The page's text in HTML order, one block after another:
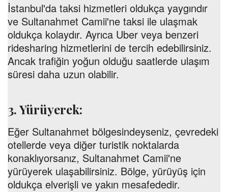
İstanbul'da taksi hizmetleri oldukça yaygındır
ve Sultanahmet Camii'ne taksi ile ulaşmak
oldukça kolaydır. Ayrıca Uber veya benzeri
ridesharing hizmetlerini de tercih edebilirsiniz.
Ancak trafiğin yoğun olduğu saatlerde ulaşım
süresi daha uzun olabilir.
3. Yürüyerek:
Eğer Sultanahmet bölgesindeyseniz, çevredeki
otellerde veya diğer turistik noktalarda
konaklıyorsanız, Sultanahmet Camii'ne
yürüyerek ulaşabilirsiniz. Bölge, yürüyüş için
oldukça elverişli ve yakın mesafededir.